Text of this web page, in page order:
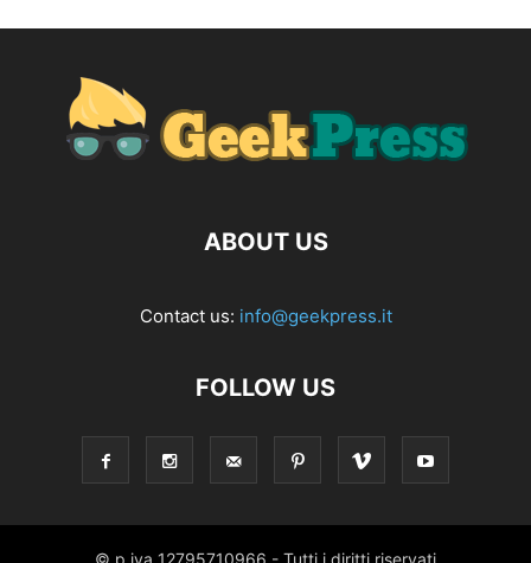
ABOUT US
Contact us: info@geekpress.it
FOLLOW US
© p.iva 12795710966 - Tutti i diritti riservati